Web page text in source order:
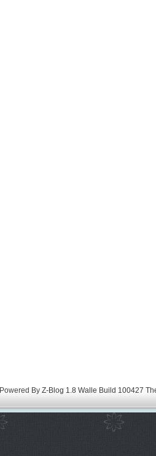
Powered By Z-Blog 1.8 Walle Build 100427